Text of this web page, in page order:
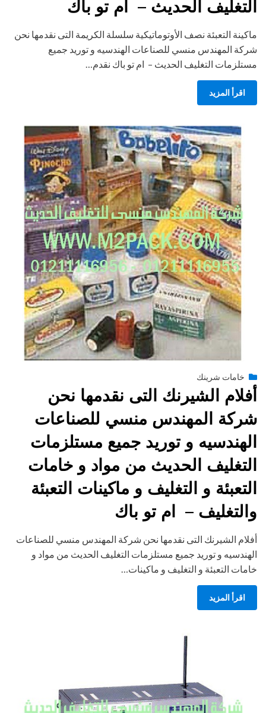
التغليف الحديث – ام تو باك
ماكينة التعبئة نصف الأوتوماتيكية سلسلة الكريمة التى نقدمها نحن
شركة المهندس منسي للصناعات الهندسيه و توريد جميع
مستلزمات التغليف الحديث – ام تو باك نقدم…
اقرأ المزيد
by engmansyPosted
on
يونيو 29, 2015
خامات شرينك
أفلام الشيرنك التى نقدمها نحن
شركة المهندس منسي للصناعات
الهندسيه و توريد جميع مستلزمات
التغليف الحديث من مواد و خامات
التعبئة و التغليف و ماكينات التعبئة
والتغليف – ام تو باك
أفلام الشيرنك التى نقدمها نحن شركة المهندس منسي للصناعات
الهندسيه و توريد جميع مستلزمات التغليف الحديث من مواد و
خامات التعبئة و التغليف و ماكينات…
اقرأ المزيد